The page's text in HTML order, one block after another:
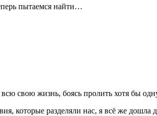
пытаемся найти…
свою жизнь, боясь пролить хотя бы
которые разделяли нас, я всё же дошла